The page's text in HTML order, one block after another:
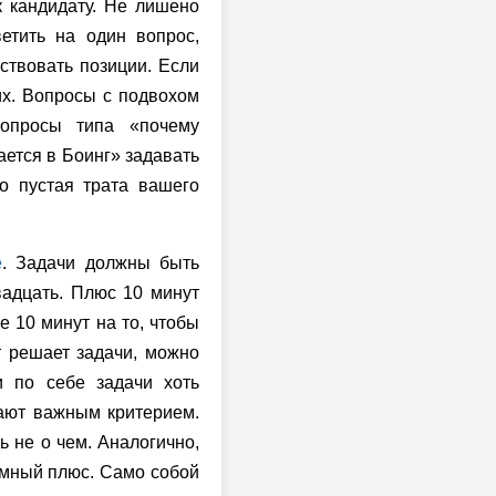
Не лишено
на один вопрос,
позиции. Если
Вопросы с подвохом
типа «почему
в Боинг» задавать
пустая трата вашего
. Задачи должны быть
Плюс 10 минут
10 минут на то, чтобы
решает задачи, можно
по себе задачи хоть
важным критерием.
не о чем. Аналогично,
плюс. Само собой